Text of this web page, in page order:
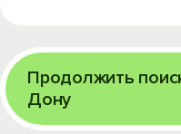
Продолжить
Дону